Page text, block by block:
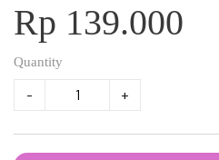
Rp 139.000
Quantity
- +